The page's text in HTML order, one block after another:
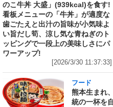
のこ牛丼 大盛」(939kcal)を食す!
看板メニューの「牛丼」が適度な
歯ごたえと出汁の旨味が小気味よ
い旨だし筍、涼し気な青ねぎのト
ッピングで一段上の美味しさにパ
ワーアップ!
[2026/3/30 11:37:33]
フード
熊本生まれ
統の一杯を